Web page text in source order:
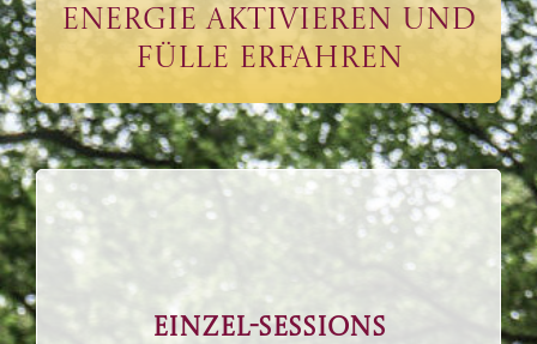
Energie Aktivieren Und
Fülle Erfahren
Einzel-Sessions